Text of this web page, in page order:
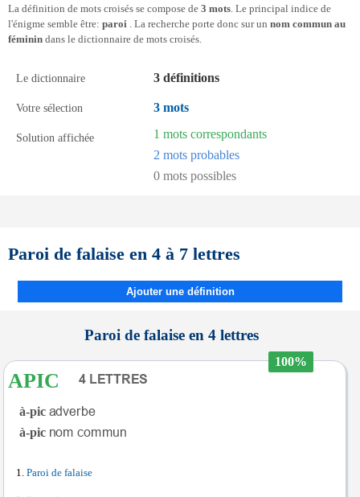
La définition de mots croisés se compose de 3 mots. Le principal indice de
l'énigme semble être: paroi . La recherche porte donc sur un nom commun au
féminin dans le dictionnaire de mots croisés.
Le dictionnaire 3 définitions
Votre sélection 3 mots
Solution affichée
1 mots correspondants
2 mots probables
0 mots possibles
Paroi de falaise en 4 à 7 lettres
Ajouter une définition
Paroi de falaise en 4 lettres
100%
APIC
à-pic
à-pic
Paroi de falaise